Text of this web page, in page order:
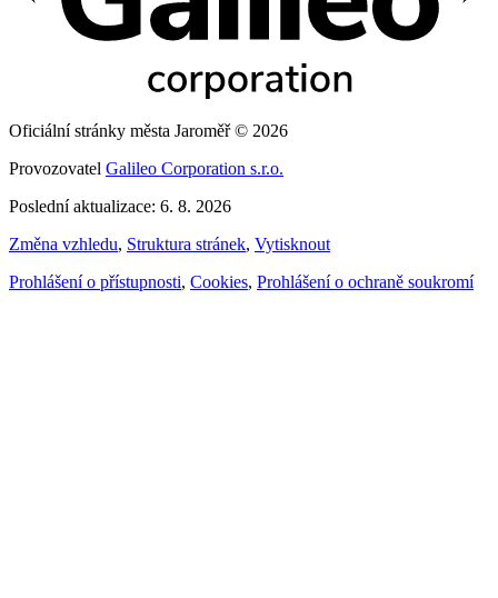
Oficiální stránky města Jaroměř © 2026
Provozovatel Galileo Corporation s.r.o.
Poslední aktualizace: 6. 8. 2026
Změna vzhledu, Struktura stránek, Vytisknout
Prohlášení o přístupnosti, Cookies, Prohlášení o ochraně soukromí